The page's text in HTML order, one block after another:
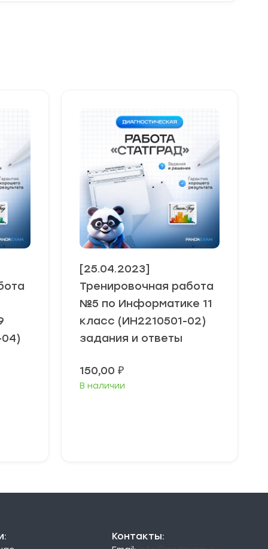
[25.04.2023]
Тренировочная работа
№5 по Информатике 11
класс (ИН2210501-02)
задания и ответы
150,00 ₽
В наличии
Контакты: